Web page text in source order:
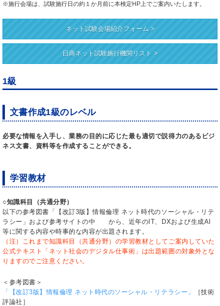
※施行会場は、試験施行日の約１か月前に本検定HP上でご案内いたします。
ネット試験会場紹介フォーム >
日商ネット試験施行機関リスト >
1級
文書作成1級のレベル
必要な情報を入手し、業務の目的に応じた最も適切で説得力のあるビジ
ネス文書、資料等を作成することができる。
学習教材
○知識科目（共通分野）
以下の参考図書「【改訂3版】情報倫理 ネット時代のソーシャル・リテ
ラシー」および参考サイトの中 から、近年のIT、DXおよび生成AI
等に関する内容や時事的な内容が出題されます。
（注）これまで知識科目（共通分野）の学習教材としてご案内していた
公式テキスト「ネット社会のデジタル仕事術」は出題範囲の対象外とな
りますのでご注意ください。
＜参考図書＞
「【改訂3版】情報倫理 ネット時代のソーシャル・リテラシー」
［技術
評論社］